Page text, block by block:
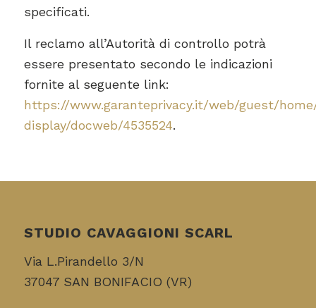
specificati.
Il reclamo all’Autorità di controllo potrà
essere presentato secondo le indicazioni
fornite al seguente link:
https://www.garanteprivacy.it/web/guest/
display/docweb/4535524.
STUDIO CAVAGGIONI SCARL
Via L.Pirandello 3/N
37047 SAN BONIFACIO (VR)